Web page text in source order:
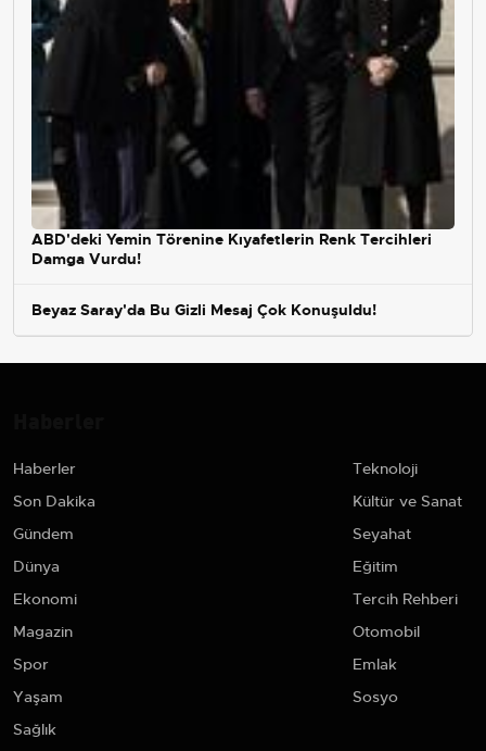
ABD'deki Yemin Törenine Kıyafetlerin Renk Tercihleri
Damga Vurdu!
Beyaz Saray'da Bu Gizli Mesaj Çok Konuşuldu!
Haberler
Son Dakika
Gündem
Dünya
Ekonomi
Magazin
Spor
Yaşam
Sağlık
Teknoloji
Kültür ve Sanat
Seyahat
Eğitim
Tercih Rehberi
Otomobil
Emlak
Sosyo